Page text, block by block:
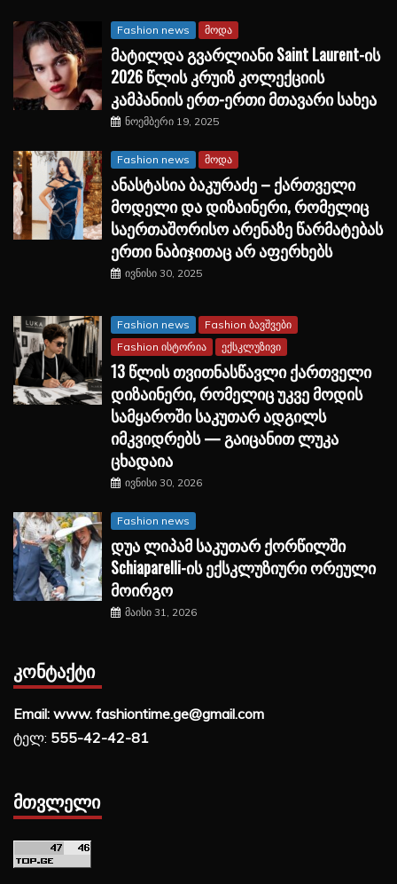
Fashion news მოდა
მატილდა გვარლიანი Saint Laurent-ის
2026 წლის კრუიზ კოლექციის
კამპანიის ერთ-ერთი მთავარი სახეა
ნოემბერი 19, 2025
Fashion news მოდა
ანასტასია ბაკურაძე – ქართველი
მოდელი და დიზაინერი, რომელიც
საერთაშორისო არენაზე წარმატებას
ერთი ნაბიჯითაც არ აფერხებს
ივნისი 30, 2025
Fashion news
Fashion ბავშვები
Fashion ისტორია
ექსკლუზივი
13 წლის თვითნასწავლი ქართველი
დიზაინერი, რომელიც უკვე მოდის
სამყაროში საკუთარ ადგილს
იმკვიდრებს — გაიცანით ლუკა
ცხადაია
ივნისი 30, 2026
Fashion news
დუა ლიპამ საკუთარ ქორწილში
Schiaparelli-ის ექსკლუზიური ორეული
მოირგო
მაისი 31, 2026
ᲙᲝᲜᲢᲐᲥᲢᲘ
Email: www. fashiontime.ge@gmail.com
ტელ: 555-42-42-81
ᲛᲗᲕᲚᲔᲚᲘ